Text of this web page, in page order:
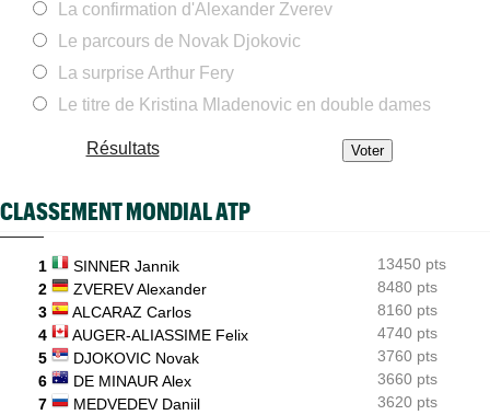
Abonnement 9,99€ et pour 1 an, Tennis Actu sans pub et sans
pop up
08:28
ATP - Montréal
quarts
l’hôpital...
Tous les résultats du samedi 8 août 2026 et de la nuit
07:35
ATP - Montréal
Joao Fonseca a taquiné Djokovic : "Il dit ça parce qu'il vieillit"
La confirmation d'Alexander Zverev
Le parcours de Novak Djokovic
La surprise Arthur Fery
Le titre de Kristina Mladenovic en double dames
Résultats
CLASSEMENT MONDIAL ATP
1 SINNER Jannik
13450 pts
2
ZVEREV Alexander
8480 pts
3
ALCARAZ Carlos
8160 pts
4
AUGER-ALIASSIME Felix
4740 pts
5
DJOKOVIC Novak
3760 pts
6
DE MINAUR Alex
3660 pts
7
MEDVEDEV Daniil
3620 pts